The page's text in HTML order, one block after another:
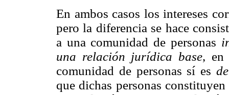
En ambos casos los intereses
pero la diferencia se hace
a una comunidad de personas
una relación jurídica base, en
comunidad de personas sí es
que dichas personas